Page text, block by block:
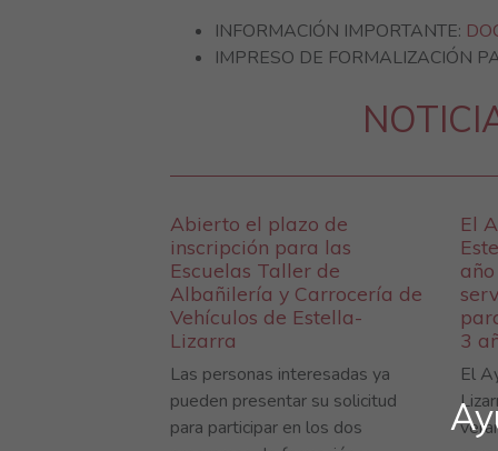
INFORMACIÓN IMPORTANTE:
IMPRESO DE FORMALIZACIÓN
Abierto el plazo de
inscripción para las
Escuelas Taller de
Albañilería y Carrocería de
Vehículos de Estella-
Lizarra
Las personas interesadas ya
pueden presentar su solicitud
para participar en los dos
El
3
El